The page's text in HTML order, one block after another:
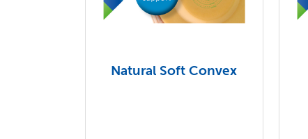
Natural Soft Convex